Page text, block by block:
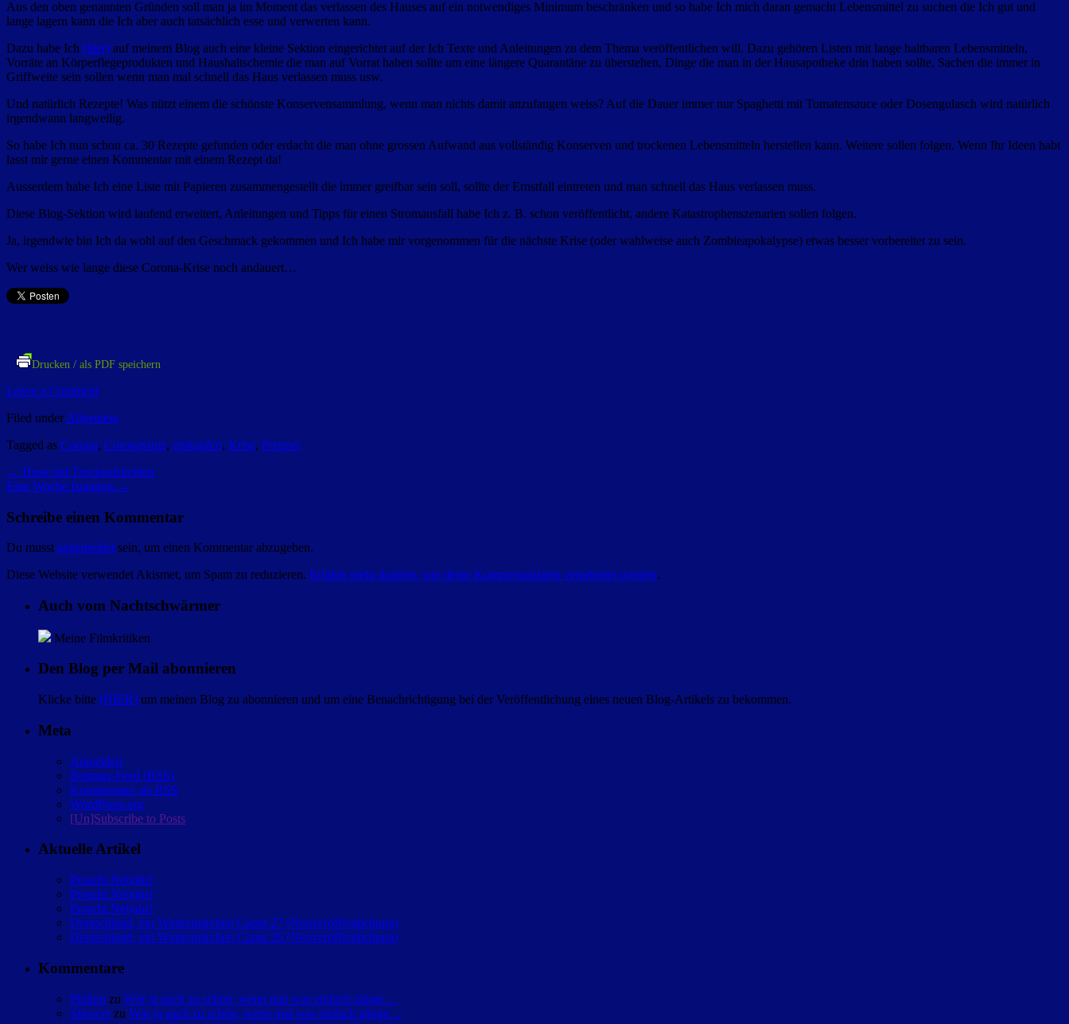
Aus den oben genannten Gründen soll man ja im Moment das verlassen des Hauses auf ein notwendiges Minimum beschränken und so habe Ich mich daran gemacht Lebensmittel zu suchen die Ich gut und
lange lagern kann die Ich aber auch tatsächlich esse und verwerten kann.
Dazu habe Ich [hier] auf meinem Blog auch eine kleine Sektion eingerichtet auf der Ich Texte und Anleitungen zu dem Thema veröffentlichen will. Dazu gehören Listen mit lange haltbaren Lebensmitteln,
Vorräte an Körperflegeprodukten und Haushaltschemie die man auf Vorrat haben sollte um eine längere Quarantäne zu überstehen, Dinge die man in der Hausapotheke drin haben sollte, Sachen die immer in
Griffweite sein sollen wenn man mal schnell das Haus verlassen muss usw.
Und natürlich Rezepte! Was nützt einem die schönste Konservensammlung, wenn man nichts damit anzufangen weiss? Auf die Dauer immer nur Spaghetti mit Tomatensauce oder Dosengulasch wird natürlich
irgendwann langweilig.
So habe Ich nun schon ca. 30 Rezepte gefunden oder erdacht die man ohne grossen Aufwand aus vollständig Konserven und trockenen Lebensmitteln herstellen kann. Weitere sollen folgen. Wenn Ihr Ideen habt
lasst mir gerne einen Kommentar mit einem Rezept da!
Ausserdem habe Ich eine Liste mit Papieren zusammengestellt die immer greifbar sein soll, sollte der Ernstfall eintreten und man schnell das Haus verlassen muss.
Diese Blog-Sektion wird laufend erweitert, Anleitungen und Tipps für einen Stromausfall habe Ich z. B. schon veröffentlicht, andere Katastrophenszenarien sollen folgen.
Ja, irgendwie bin Ich da wohl auf den Geschmack gekommen und Ich habe mir vorgenommen für die nächste Krise (oder wahlweise auch Zombieapokalypse) etwas besser vorbereitet zu sein.
Wer weiss wie lange diese Corona-Krise noch andauert…
Drucken / als PDF speichern
Leave a Comment
Filed under Allgemein
Tagged as Corona, Coronavirus, einkaufen, Krise, Prepper
← Hirse mit Trockenfrüchten
Eine Woche Isolation →
Schreibe einen Kommentar
Du musst angemeldet sein, um einen Kommentar abzugeben.
Diese Website verwendet Akismet, um Spam zu reduzieren. Erfahre mehr darüber, wie deine Kommentardaten verarbeitet werden.
Auch vom Nachtschwärmer
Meine Filmkritiken
Den Blog per Mail abonnieren
Klicke bitte [HIER] um meinen Blog zu abonnieren und um eine Benachrichtigung bei der Veröffentlichung eines neuen Blog-Artikels zu bekommen.
Meta
Anmelden
Beitrags-Feed (RSS)
Kommentare als RSS
WordPress.org
[Un]Subscribe to Posts
Aktuelle Artikel
Proscht Neijohr!
Proscht Neijohr!
Proscht Neijohr!
Deutschland, ein Wintermärchen Caput 27 (Neuveröffentlichung)
Deutschland, ein Wintermärchen Caput 26 (Neuveröffentlichung)
Kommentare
Philipp zu Wär ja auch zu schön, wenn mal was einfach gänge…
Silencer zu Wär ja auch zu schön, wenn mal was einfach gänge…